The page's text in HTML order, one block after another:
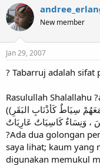
r
e
a
t
a
e
r
a
e
New member
Jan 29, 2007
? Tabarruj adalah sifat
Rasulullah Shalallahu
((صِنْفَانِ مِنْ أهْلِ النَّارِ لَمْ أَرَهُمَا : قَوْمٌ مَعَهُمْ سِيَاطٌ كَأذْنَابِ البَقَرِ
?Ada dua golongan
saya lihat; kaum yang
digunakan memukul